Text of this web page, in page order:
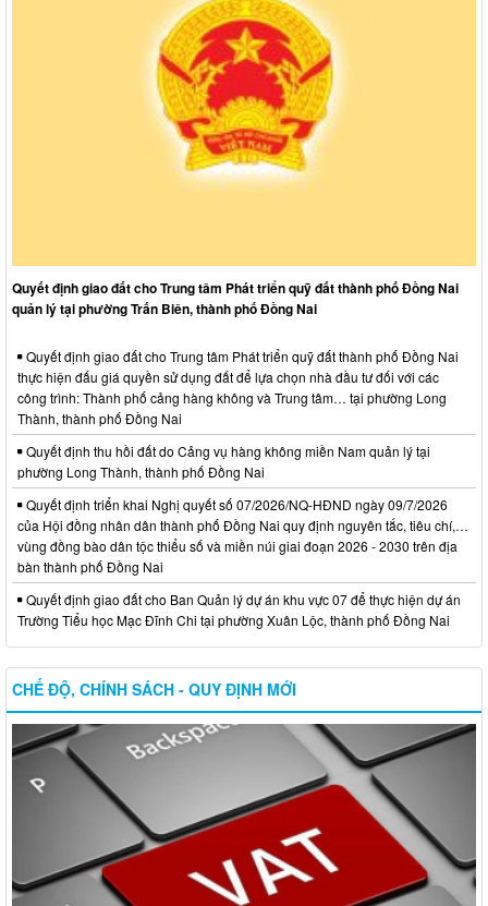
Quyết định giao đất cho Trung tâm Phát triển quỹ đất thành phố Đồng Nai
quản lý tại phường Trấn Biên, thành phố Đồng Nai
Quyết định giao đất cho Trung tâm Phát triển quỹ đất thành phố Đồng Nai
thực hiện đấu giá quyền sử dụng đất để lựa chọn nhà đầu tư đối với các
công trình: Thành phố cảng hàng không và Trung tâm… tại phường Long
Thành, thành phố Đồng Nai
Quyết định thu hồi đất do Cảng vụ hàng không miền Nam quản lý tại
phường Long Thành, thành phố Đồng Nai
Quyết định triển khai Nghị quyết số 07/2026/NQ-HĐND ngày 09/7/2026
của Hội đồng nhân dân thành phố Đồng Nai quy định nguyên tắc, tiêu chí,…
vùng đồng bào dân tộc thiểu số và miền núi giai đoạn 2026 - 2030 trên địa
bàn thành phố Đồng Nai
Quyết định giao đất cho Ban Quản lý dự án khu vực 07 để thực hiện dự án
Trường Tiểu học Mạc Đĩnh Chi tại phường Xuân Lộc, thành phố Đồng Nai
CHẾ ĐỘ, CHÍNH SÁCH - QUY ĐỊNH MỚI